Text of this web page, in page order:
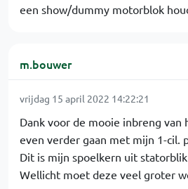
een show/dummy motorblok
m.bouwer
vrijdag 15 april 2022 14:22:21
Dank voor de mooie inbreng van
even verder gaan met mijn 1-cil.
Dit is mijn spoelkern uit
Wellicht moet deze veel groter